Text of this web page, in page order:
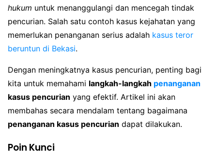
hukum untuk menanggulangi dan mencegah tindak
pencurian. Salah satu contoh kasus kejahatan yang
memerlukan penanganan serius adalah kasus teror
beruntun di Bekasi.
Dengan meningkatnya kasus pencurian, penting bagi
kita untuk memahami langkah-langkah penanganan
kasus pencurian yang efektif. Artikel ini akan
membahas secara mendalam tentang bagaimana
penanganan kasus pencurian dapat dilakukan.
Poin Kunci